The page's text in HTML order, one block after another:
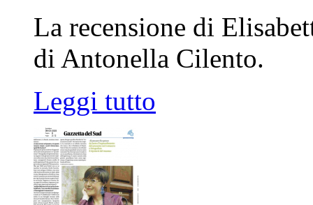
La recensione di
di Antonella Cilento.
Leggi tutto